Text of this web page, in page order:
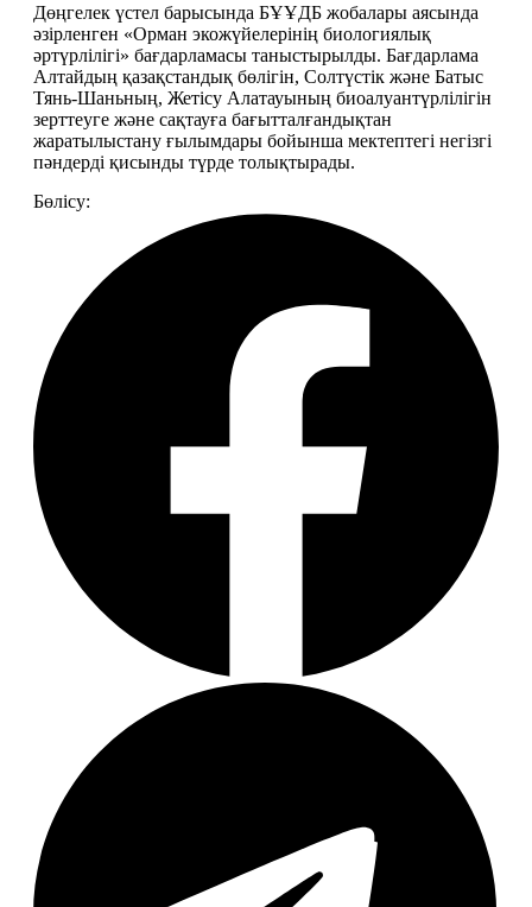
Дөңгелек үстел барысында БҰҰДБ жобалары аясында
әзірленген «Орман экожүйелерінің биологиялық
әртүрлілігі» бағдарламасы таныстырылды. Бағдарлама
Алтайдың қазақстандық бөлігін, Солтүстік және Батыс
Тянь-Шаньның, Жетісу Алатауының биоалуантүрлілігін
зерттеуге және сақтауға бағытталғандықтан
жаратылыстану ғылымдары бойынша мектептегі негізгі
пәндерді қисынды түрде толықтырады.
Бөлісу: